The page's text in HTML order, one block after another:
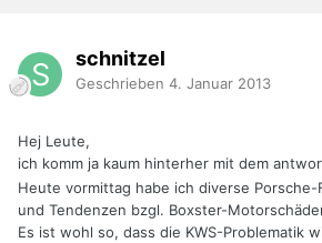
schnitzel
Geschrieben 4. Januar 2013
Hej Leute,
ich komm ja kaum hinterher mit dem
Heute vormittag habe ich diverse
und Tendenzen bzgl. Boxster-
Es ist wohl so, dass die KWS-Problematik